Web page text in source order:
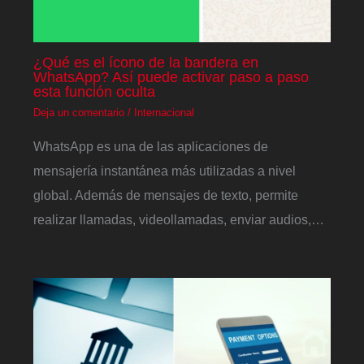
¿Qué es el ícono de la bandera en
WhatsApp? Así puede activar paso a paso
esta función oculta
Deja un comentario / Internacional
WhatsApp es una de las aplicaciones de
mensajería instantánea más utilizadas a nivel
global. Además de mensajes de texto, permite
realizar llamadas, videollamadas, enviar audios,…